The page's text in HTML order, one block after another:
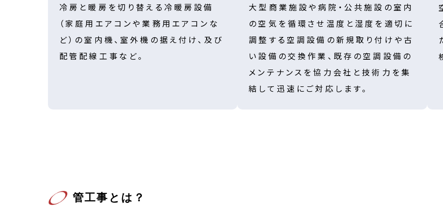
冷房と暖房を切り替える冷暖房設備
（家庭用エアコンや業務用エアコンな
ど）の室内機、室外機の据え付け、及び
配管配線工事など。
大型商業施設や病院・公共施設の室内
の空気を循環させ温度と湿度を適切に
調整する空調設備の新規取り付けや古
い設備の交換作業、既存の空調設備の
メンテナンスを協力会社と技術力を集
結して迅速にご対応します。
管工事とは？